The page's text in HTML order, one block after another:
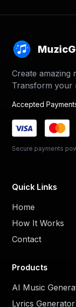
Create amazing
Transform your
Accepted
Secure payments
Quick Links
Home
How It Works
Contact
Products
AI Music
Lyrics Generator